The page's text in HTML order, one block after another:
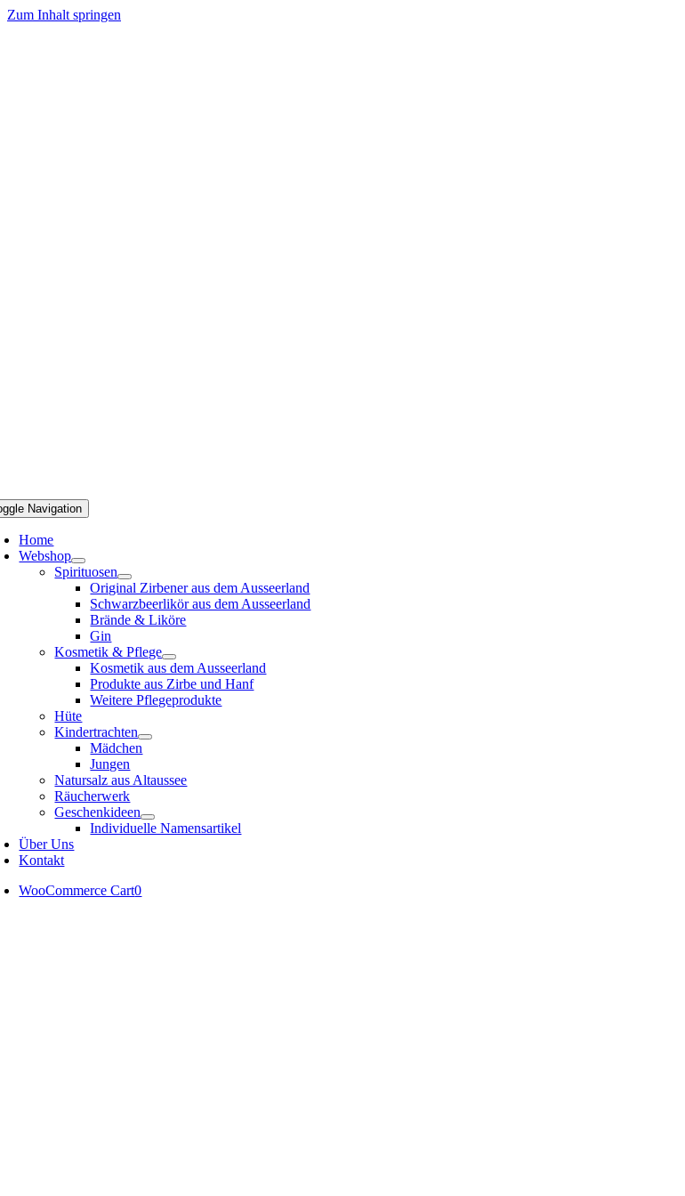
Zum Inhalt springen
Navigation
Home
Webshop
Spirituosen
Original Zirbener aus dem Ausseerland
Schwarzbeerlikör aus dem Ausseerland
Brände & Liköre
Gin
Kosmetik & Pflege
Kosmetik aus dem Ausseerland
Produkte aus Zirbe und Hanf
Weitere Pflegeprodukte
Hüte
Kindertrachten
Mädchen
Jungen
Natursalz aus Altaussee
Räucherwerk
Geschenkideen
Individuelle Namensartikel
Über Uns
Kontakt
WooCommerce Cart0